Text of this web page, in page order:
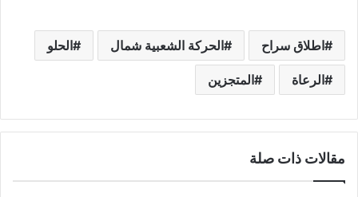
اطلاق سراح الحركة الشعبية شمال الحلو
الرعاة المتجزين
مقالات ذات صلة